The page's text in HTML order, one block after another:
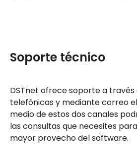
Soporte técnico
DSTnet ofrece soporte a través
telefónicas y mediante correo
medio de estos dos canales
las consultas que necesites
mayor provecho del software.